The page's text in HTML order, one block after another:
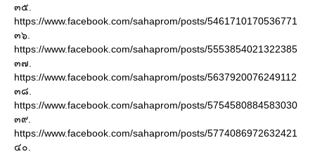
๓๕.
https://www.facebook.com/sahaprom/posts/5461710170536771
๓๖.
https://www.facebook.com/sahaprom/posts/5553854021322385
๓๗.
https://www.facebook.com/sahaprom/posts/5637920076249112
๓๘.
https://www.facebook.com/sahaprom/posts/5754580884583030
๓๙.
https://www.facebook.com/sahaprom/posts/5774086972632421
๔๐.